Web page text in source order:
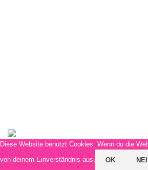
Diese Website benutzt Cookies. Wenn du die
von deinem Einverständnis aus. OK